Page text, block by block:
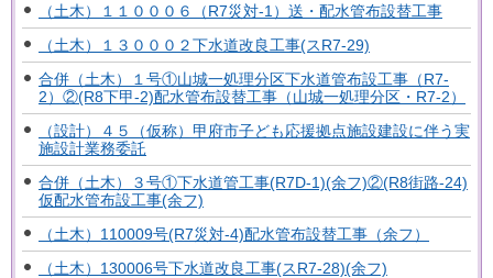
（土木）１１０００６（R7災対-1）送・配水管布設替工事
（土木）１３０００２下水道改良工事(スR7-29)
合併（土木）１号①山城一処理分区下水道管布設工事（R7-
2）②(R8下甲-2)配水管布設替工事（山城一処理分区・R7-2）
（設計）４５（仮称）甲府市子ども応援拠点施設建設に伴う実
施設計業務委託
合併（土木）３号①下水道管工事(R7D-1)(余フ)②(R8街路-24)
仮配水管布設工事(余フ)
（土木）110009号(R7災対-4)配水管布設替工事（余フ）
（土木）130006号下水道改良工事(スR7-28)(余フ)